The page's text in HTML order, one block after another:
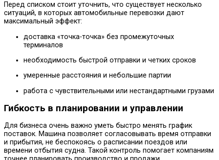
Перед списком стоит уточнить, что существует несколько
ситуаций, в которых автомобильные перевозки дают
максимальный эффект:
доставка «точка-точка» без промежуточных
терминалов
необходимость быстрой отправки и четких сроков
умеренные расстояния и небольшие партии
работа с чувствительными или нестандартными грузами
Гибкость в планировании и управлении
Для бизнеса очень важно уметь быстро менять график
поставок. Машина позволяет согласовывать время отправки
и прибытия, не беспокоясь о расписании поездов или
времени отбытия судна. Такой контроль помогает компаниям